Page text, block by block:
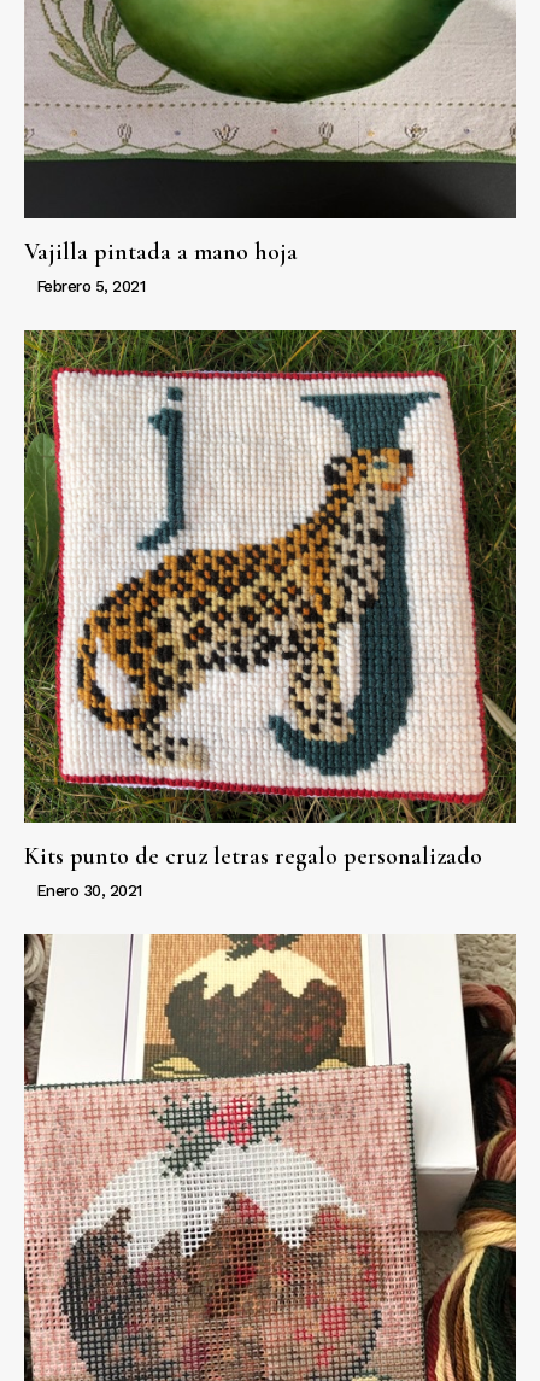
Vajilla pintada a mano hoja
Febrero 5, 2021
Kits punto de cruz letras regalo personalizado
Enero 30, 2021